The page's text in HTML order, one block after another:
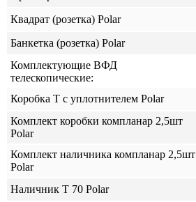
Квадрат (розетка) Polar
Банкетка (розетка) Polar
Комплектующие ВФД
телескопические:
Коробка Т с уплотнителем Polar
Комплект коробки компланар 2,5шт
Polar
Комплект наличника компланар 2,5шт
Polar
Наличник Т 70 Polar